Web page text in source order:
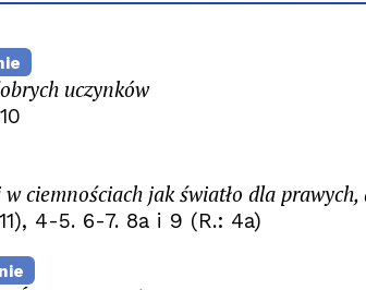
uczynków
w ciemnościach jak światło dla
4-5. 6-7. 8a i 9 (R.: 4a)